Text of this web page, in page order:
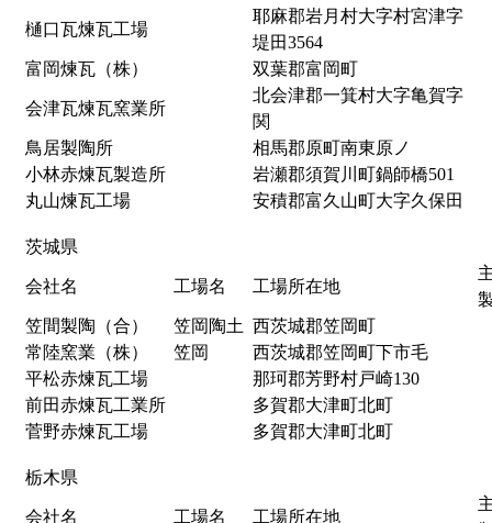
樋口瓦煉瓦工場
耶麻郡岩月村大字村宮津字
堤田3564
富岡煉瓦（株）
双葉郡富岡町
会津瓦煉瓦窯業所
北会津郡一箕村大字亀賀字
関
鳥居製陶所
相馬郡原町南東原ノ
小林赤煉瓦製造所
岩瀬郡須賀川町鍋師橋501
丸山煉瓦工場
安積郡富久山町大字久保田
茨城県
会社名 工場名 工場所在地
笠間製陶（合）
笠岡陶土 西茨城郡笠岡町
常陸窯業（株）
笠岡
西茨城郡笠岡町下市毛
平松赤煉瓦工場
那珂郡芳野村戸崎130
前田赤煉瓦工業所
多賀郡大津町北町
菅野赤煉瓦工場
多賀郡大津町北町
栃木県
会社名 工場名 工場所在地